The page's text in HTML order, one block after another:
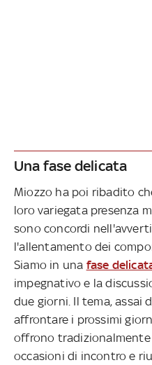
Una fase delicata
Miozzo ha poi ribadito
loro variegata presenza
sono concordi
l'allentamento dei
Siamo in una fase
impegnativo e la
due giorni. Il tema, assai
affrontare i prossimi
offrono
occasioni di incontro e